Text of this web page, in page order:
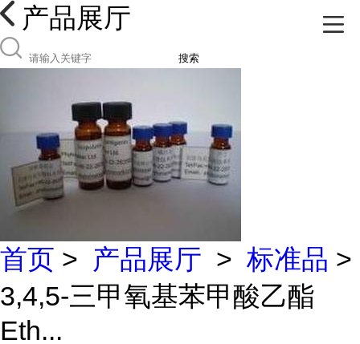
产品展厅
搜索
首页 > 产品展厅 > 标准品 >
3,4,5-三甲氧基苯甲酸乙酯
Eth...